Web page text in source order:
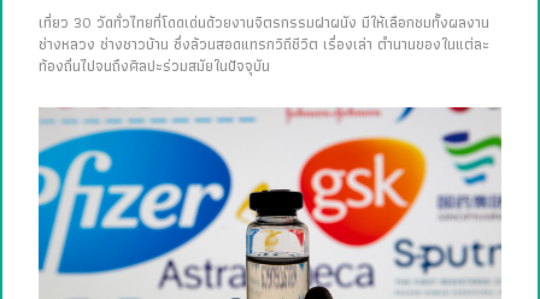
เที่ยว 30 วัดทั่วไทยที่โดดเด่นด้วยงานจิตรกรรมฝาผนัง มีให้เลือกชมทั้งผลงาน
ช่างหลวง ช่างชาวบ้าน ซึ่งล้วนสอดแทรกวิถีชีวิต เรื่องเล่า ตำนานของในแต่ละ
ท้องถิ่นไปจนถึงศิลปะร่วมสมัยในปัจจุบัน